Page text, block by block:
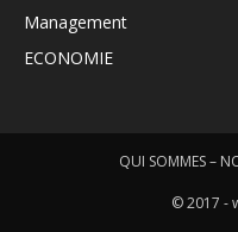
Management
ECONOMIE
QUI SOMMES –
© 2017 -